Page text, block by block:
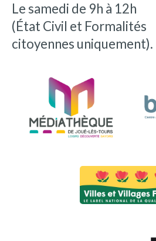
Le samedi de 9h à 12h
(État Civil et Formalités
citoyennes uniquement).